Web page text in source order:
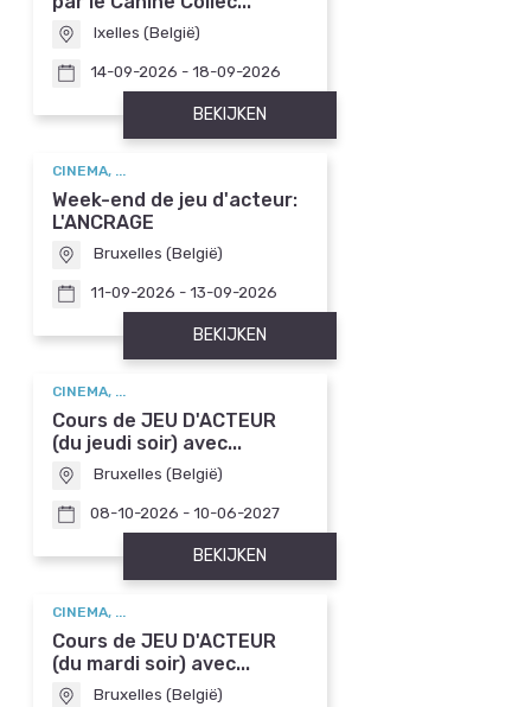
Ixelles (België)
14-09-2026 - 18-09-2026
BEKIJKEN
CINEMA, ...
Week-end de jeu d'acteur:
L'ANCRAGE
Bruxelles (België)
11-09-2026 - 13-09-2026
BEKIJKEN
CINEMA, ...
Cours de JEU D'ACTEUR
(du jeudi soir) avec...
Bruxelles (België)
08-10-2026 - 10-06-2027
BEKIJKEN
CINEMA, ...
Cours de JEU D'ACTEUR
(du mardi soir) avec...
Bruxelles (België)